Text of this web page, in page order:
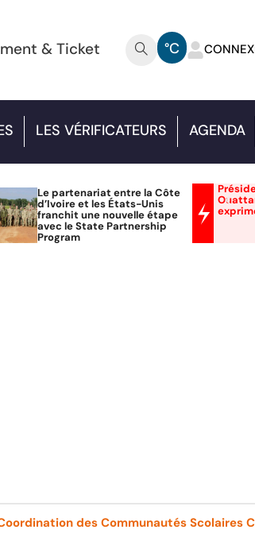
& Ticket °C
LES VÉRIFICATEURS AGENDA
Le partenariat entre la Côte
d’Ivoire et les États-Unis
franchit une nouvelle étape
avec le State Partnership
Program
des Communautés Scolaires